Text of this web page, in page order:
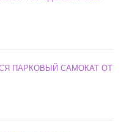
ПАРКОВЫЙ САМОКАТ ОТ